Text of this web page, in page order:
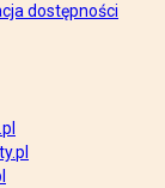
dostępności